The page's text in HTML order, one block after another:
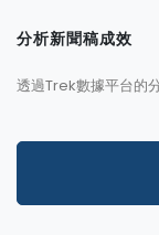
分析新聞稿成效
透過Trek數據平台的